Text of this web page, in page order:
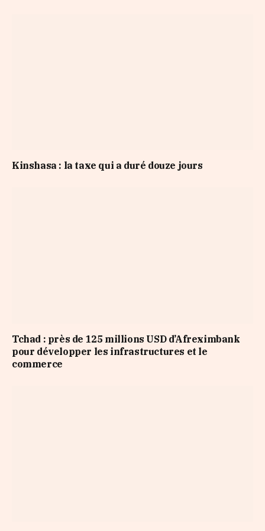
Kinshasa : la taxe qui a duré douze jours
Tchad : près de 125 millions USD d’Afreximbank
pour développer les infrastructures et le
commerce